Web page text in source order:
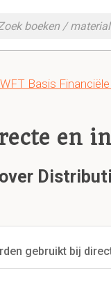
WFT Basis
en
gebruikt bij